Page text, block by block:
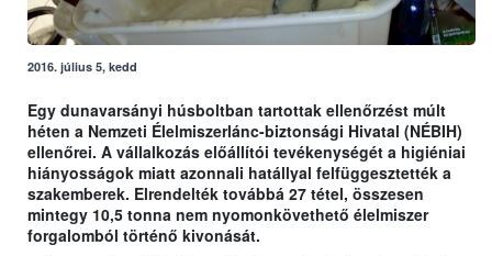
2016. július 5, kedd
Egy dunavarsányi húsboltban tartottak ellenőrzést múlt
héten a Nemzeti Élelmiszerlánc-biztonsági Hivatal (NÉBIH)
ellenőrei. A vállalkozás előállítói tevékenységét a higiéniai
hiányosságok miatt azonnali hatállyal felfüggesztették a
szakemberek. Elrendelték továbbá 27 tétel, összesen
mintegy 10,5 tonna nem nyomonkövethető élelmiszer
forgalomból történő kivonását.